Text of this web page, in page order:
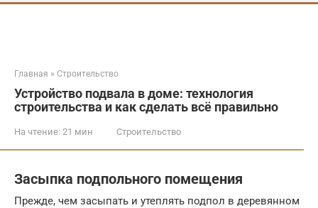
Главная » Строительство
Устройство подвала в доме: технология
строительства и как сделать всё правильно
На чтение: 21 мин Строительство
Засыпка подпольного помещения
Прежде, чем засыпать и утеплять подпол в деревянном